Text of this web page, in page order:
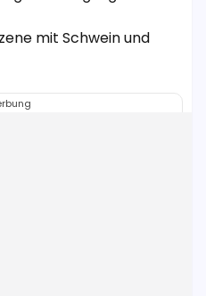
mit Schwein und